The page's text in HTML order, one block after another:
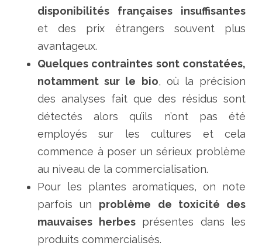
disponibilités françaises insuffisantes
et des prix étrangers souvent plus
avantageux.
Quelques contraintes sont constatées,
notamment sur le bio, où la précision
des analyses fait que des résidus sont
détectés alors qu’ils n’ont pas été
employés sur les cultures et cela
commence à poser un sérieux problème
au niveau de la commercialisation.
Pour les plantes aromatiques, on note
parfois un problème de toxicité des
mauvaises herbesprésentes dans les
produits commercialisés.